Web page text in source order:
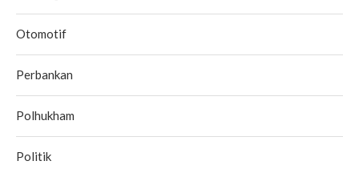
Otomotif
Perbankan
Polhukham
Politik